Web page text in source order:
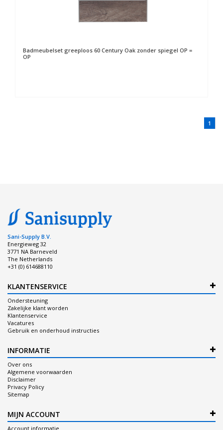
Badmeubelset greeploos 60 Century Oak zonder spiegel OP =
OP
1
Sani-Supply B.V.
Energieweg 32
3771 NA Barneveld
The Netherlands
+31 (0) 614688110
KLANTENSERVICE
Ondersteuning
Zakelijke klant worden
Klantenservice
Vacatures
Gebruik en onderhoud instructies
INFORMATIE
Over ons
Algemene voorwaarden
Disclaimer
Privacy Policy
Sitemap
MIJN ACCOUNT
Account informatie